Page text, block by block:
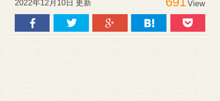
2022年12月10日 更新 View